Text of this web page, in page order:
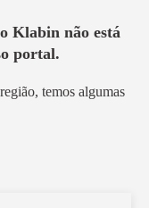
Klabinnão está
portal.
temos algumas